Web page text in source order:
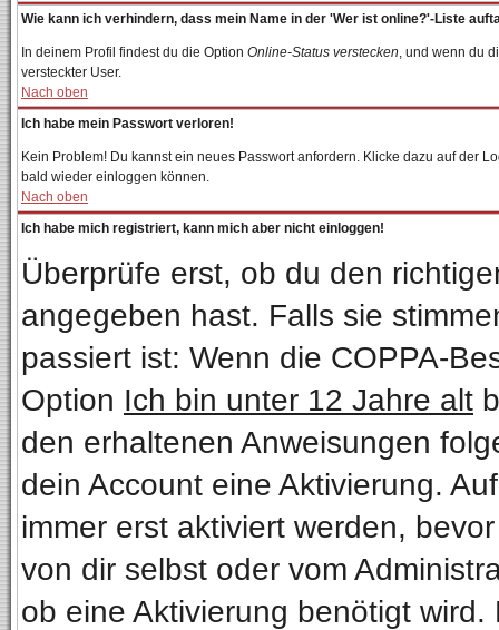
Wie kann ich verhindern, dass mein Name in der 'Wer ist online?'-Liste
In deinem Profil findest du die Option Online-Status verstecken, und wenn du
versteckter User.
Nach oben
Ich habe mein Passwort verloren!
Kein Problem! Du kannst ein neues Passwort anfordern. Klicke dazu auf der
bald wieder einloggen können.
Nach oben
Ich habe mich registriert, kann mich aber nicht einloggen!
Überprüfe erst, ob du den
angegeben hast. Falls sie
passiert ist: Wenn die COPPA-
Option Ich bin unter 12 Jahre alt
den erhaltenen Anweisungen
dein Account eine Aktivierung.
immer erst aktiviert werden,
von dir selbst oder vom
ob eine Aktivierung benötigt